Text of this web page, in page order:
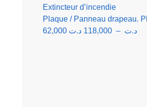
Plaque / Panneau drapeau.
62,000
د.ت –
118,000 د.ت